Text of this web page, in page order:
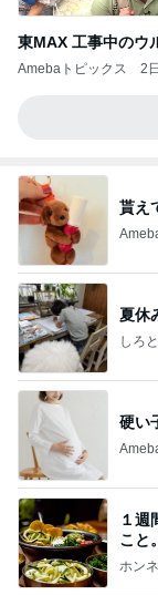
東MAX 工事中のウ
Amebaトピックス 2
貰え
夏休
しろ
硬い
１週
こと
ホン